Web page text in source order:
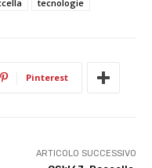
tecnologie
Pinterest
ARTICOLO SUCCESSIVO